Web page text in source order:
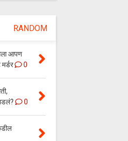
RANDOM
आपण
0
0